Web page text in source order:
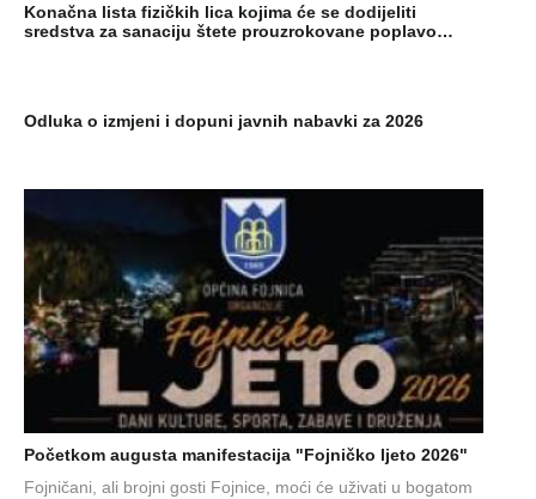
Konačna lista fizičkih lica kojima će se dodijeliti
sredstva za sanaciju štete prouzrokovane poplavo…
Odluka o izmjeni i dopuni javnih nabavki za 2026
Početkom augusta manifestacija "Fojničko ljeto 2026"
Fojničani, ali brojni gosti Fojnice, moći će uživati u bogatom